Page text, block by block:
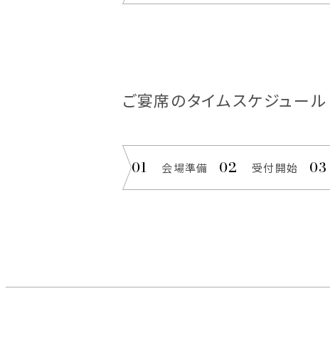
ご宴席のタイムスケジュール
会場準備 受付開始